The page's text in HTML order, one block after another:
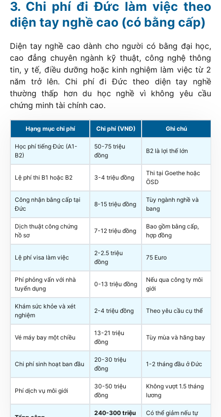
Chi phí đi Đức làm việc theo
diện tay nghề cao (có bằng cấp)
Diện tay nghề cao dành cho người có bằng đại học,
cao đẳng chuyên ngành kỹ thuật, công nghệ thông
tin, y tế, điều dưỡng hoặc kinh nghiệm làm việc từ 2
năm trở lên. Chi phí đi Đức theo diện tay nghề
thường thấp hơn du học nghề vì không yêu cầu
chứng minh tài chính cao.
Hạng mục chi phí Chi phí (VNĐ) Ghi chú
Học phí tiếng Đức (A1-
B2)
50-75 triệu
đồng
B2 là lợi thế lớn
Lệ phí thi B1 hoặc B2 3-4 triệu đồng
Thi tại Goethe hoặc
ÖSD
Công nhận bằng cấp tại
Đức
8-15 triệu đồng
Tùy ngành nghề và
bang
Dịch thuật công chứng
hồ sơ
7-12 triệu đồng
Bao gồm bằng cấp,
hợp đồng
Lệ phí visa làm việc
2-2.5 triệu
đồng
75 Euro
Phí phỏng vấn với nhà
tuyển dụng
0-13 triệu đồng
Nếu qua công ty môi
giới
Khám sức khỏe và xét
nghiệm
2-4 triệu đồng Theo yêu cầu cụ thể
Vé máy bay một chiều
13-21 triệu
đồng
Tùy mùa và hãng bay
Chi phí sinh hoạt ban đầu
20-30 triệu
đồng
1-2 tháng đầu ở Đức
Phí dịch vụ môi giới
30-50 triệu
đồng
Không vượt 1.5 tháng
lương
240-300 triệu
Có thể giảm nếu tự